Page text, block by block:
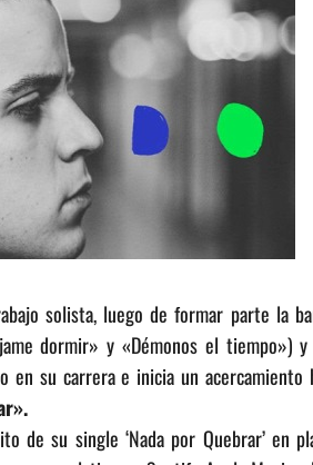
solista, luego de formar parte la
dormir» y «Démonos el tiempo»)
en su carrera e inicia un acercamiento
de su single ‘Nada por Quebrar’ en